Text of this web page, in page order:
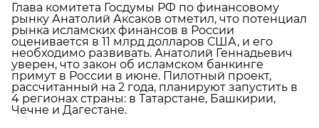
Глава комитета Госдумы РФ по финансовому
рынку Анатолий Аксаков отметил, что потенциал
рынка исламских финансов в России
оценивается в 11 млрд долларов США, и его
необходимо развивать. Анатолий Геннадьевич
уверен, что закон об исламском банкинге
примут в России в июне. Пилотный проект,
рассчитанный на 2 года, планируют запустить в
4 регионах страны: в Татарстане, Башкирии,
Чечне и Дагестане.